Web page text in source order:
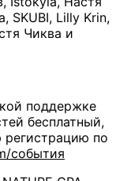
SKUBI, Lilly Krin,
Чиква​ и
поддержке
бесплатный,
регистрацию по
события